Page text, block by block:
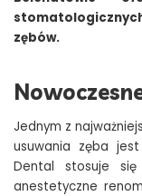
zębów.
Jednym z
usuwania zęba
Dental stosuje
anestetyczne